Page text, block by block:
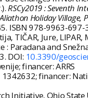
RSCy2019 : Seventh
Holiday Village,
ISBN 978-9963-697-
TIČAR, Jure,
: Paradana and
DOI: 10.3390/
financer: ARRS
financer:
Initiative, Ohio